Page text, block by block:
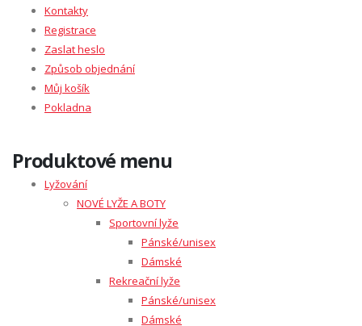
Kontakty
Registrace
Zaslat heslo
Způsob objednání
Můj košík
Pokladna
Produktové menu
Lyžování
NOVÉ LYŽE A BOTY
Sportovní lyže
Pánské/unisex
Dámské
Rekreační lyže
Pánské/unisex
Dámské